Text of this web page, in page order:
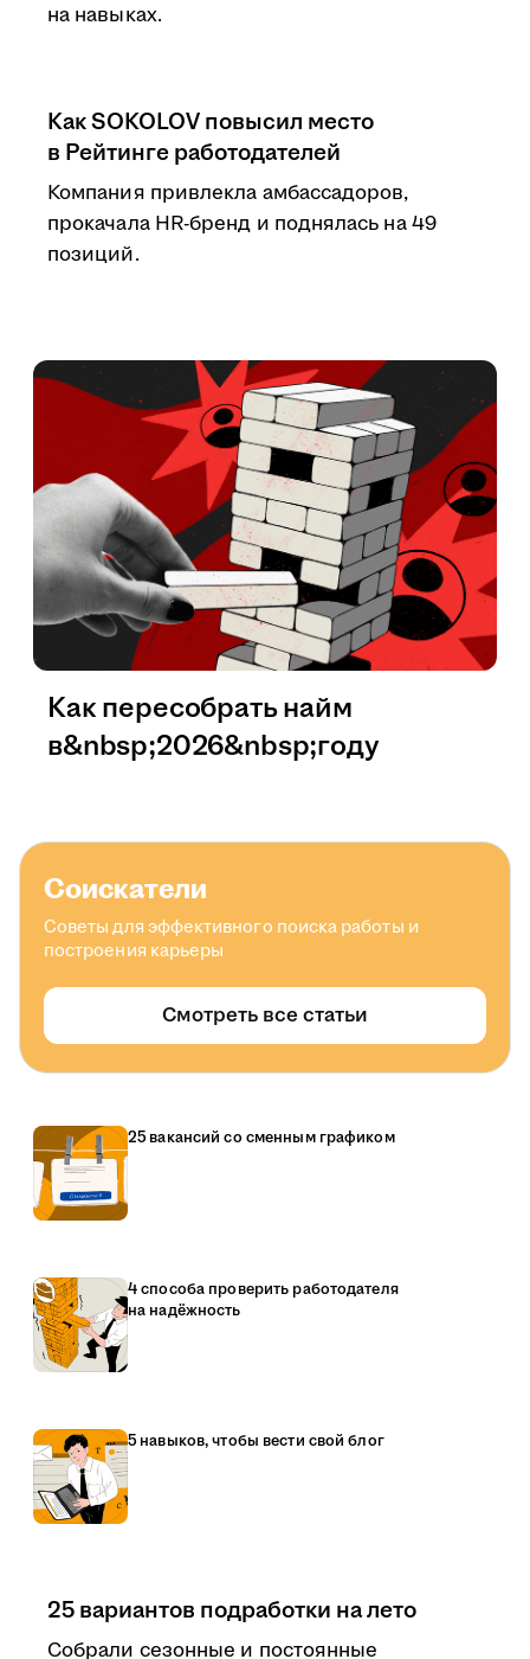
на навыках.
Как SOKOLOV повысил место
в Рейтинге работодателей
Компания привлекла амбассадоров,
прокачала HR-бренд и поднялась на 49
позиций.
Как пересобрать найм
в&nbsp;2026&nbsp;году
Соискатели
Советы для эффективного поиска работы и
построения карьеры
Смотреть все статьи
25 вакансий со сменным графиком
4 способа проверить работодателя
на надёжность
5 навыков, чтобы вести свой блог
25 вариантов подработки на лето
Собрали сезонные и постоянные